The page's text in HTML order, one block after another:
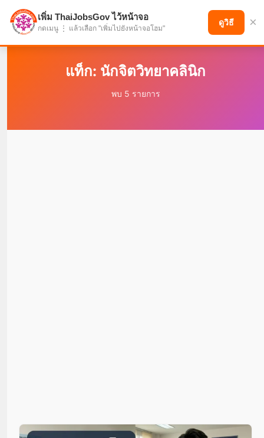
แบ่งปันโอกาส เพื่ออนาคตที่ก้าวหน้า
แท็ก: นักจิตวิทยาคลินิก
พบ 5 รายการ
เพิ่ม ThaiJobsGov ไว้หน้าจอ
กดเมนู ⋮ แล้วเลือก "เพิ่มไปยังหน้าจอโฮม"
ดูวิธี ×